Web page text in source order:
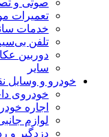
صوتی و
تعمیرات
خدمات
تلفن
دوربین
سایر
خودرو و وسایل
خودروی
اجاره
لوازم
دزدگیر و